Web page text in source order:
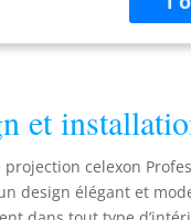
Retour
155°|
câble
Liberté
câbles,
et
projection celexon
design élégant et